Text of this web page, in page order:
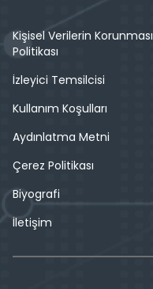
Kişisel Verilerin Korunması
Politikası
İzleyici Temsilcisi
Kullanım Koşulları
Aydınlatma Metni
Çerez Politikası
Biyografi
İletişim